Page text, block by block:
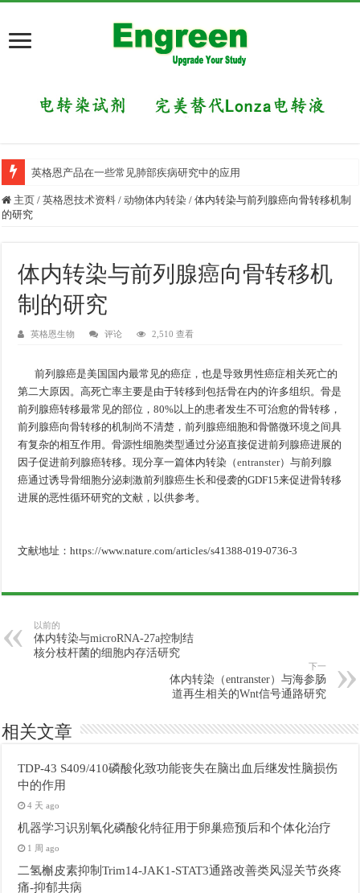
英格恩产品在一些常见肺部疾病研究中的应用
主页 / 英格恩技术资料 / 动物体内转染 / 体内转染与前列腺癌向骨转移机制
的研究
体内转染与前列腺癌向骨转移机
制的研究
英格恩生物 评论 2,510 查看
前列腺癌是美国国内最常见的癌症，也是导致男性癌症相关死亡的
第二大原因。高死亡率主要是由于转移到包括骨在内的许多组织。骨是
前列腺癌转移最常见的部位，80%以上的患者发生不可治愈的骨转移，
前列腺癌向骨转移的机制尚不清楚，前列腺癌细胞和骨骼微环境之间具
有复杂的相互作用。骨源性细胞类型通过分泌直接促进前列腺癌进展的
因子促进前列腺癌转移。现分享一篇体内转染（entranster）与前列腺
癌通过诱导骨细胞分泌刺激前列腺癌生长和侵袭的GDF15来促进骨转移
进展的恶性循环研究的文献，以供参考。
文献地址：https://www.nature.com/articles/s41388-019-0736-3
以前的
体内转染与microRNA-27a控制结
核分枝杆菌的细胞内存活研究
下一
体内转染（entranster）与海参肠
道再生相关的Wnt信号通路研究
相关文章
TDP-43 S409/410磷酸化致功能丧失在脑出血后继发性脑损伤
中的作用
4 天 ago
机器学习识别氧化磷酸化特征用于卵巢癌预后和个体化治疗
1 周 ago
二氢槲皮素抑制Trim14-JAK1-STAT3通路改善类风湿关节炎疼
痛-抑郁共病